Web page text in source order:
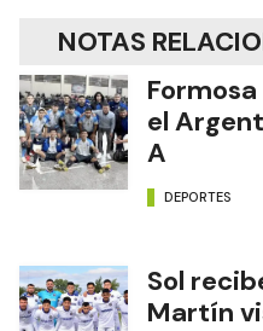
NOTAS
el
A
DEPORTES
Sol
Martín